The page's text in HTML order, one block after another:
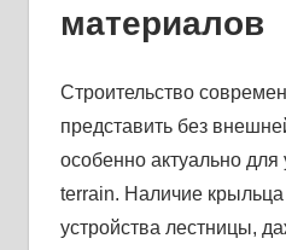
материалов
Строительство
представить без
особенно актуально
terrain. Наличие крыльца
устройства лестницы,